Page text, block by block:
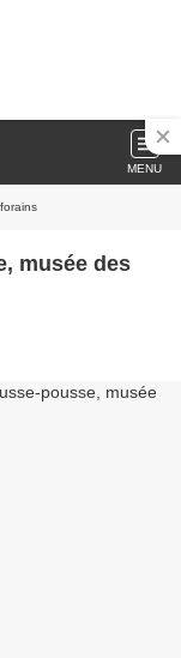
MENU
musée des